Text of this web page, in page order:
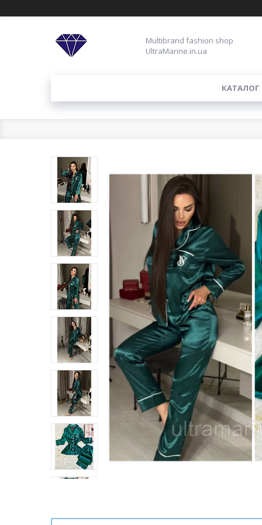
Multibrand fashion shop
UltraMarine.in.ua
КАТАЛОГ